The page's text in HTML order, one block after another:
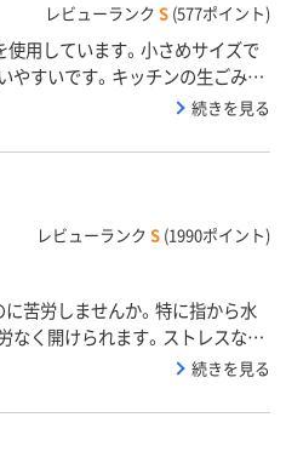
レビューランク S (577ポイント)
用しています。小さめサイズで
やすいです。キッチンの生ごみや
ズ違いで購入しています。続きを見る
レビューランク S (1990ポイント)
苦労しませんか。特に指から水
なく開けられます。ストレスな
続きを見る